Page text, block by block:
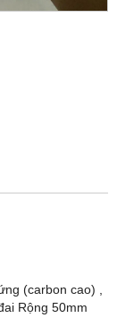
(carbon cao) ,
Rộng 50mm